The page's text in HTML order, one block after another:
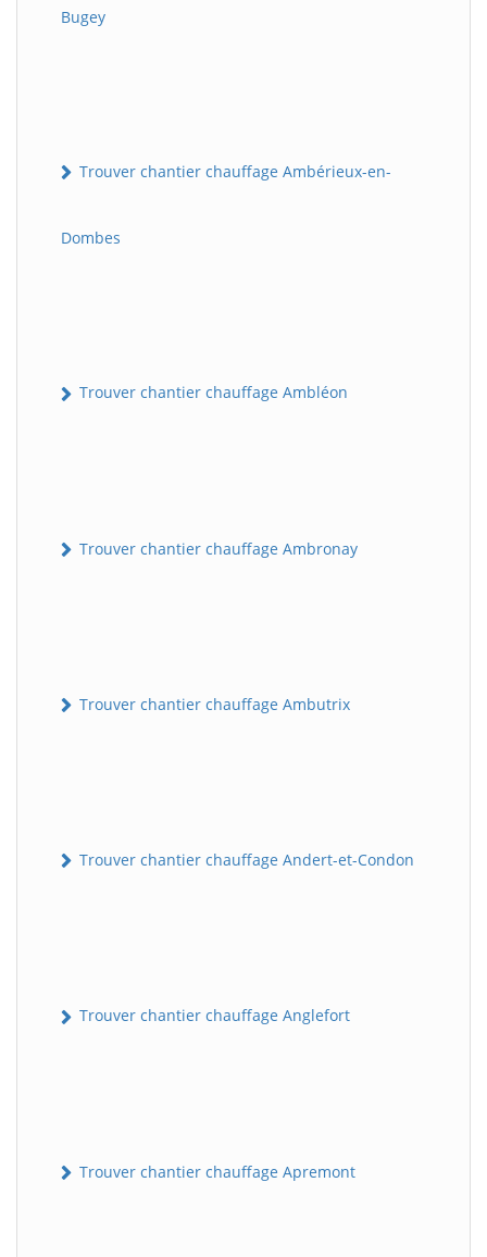
Bugey
Trouver chantier chauffage Ambérieux-en-
Dombes
Trouver chantier chauffage Ambléon
Trouver chantier chauffage Ambronay
Trouver chantier chauffage Ambutrix
Trouver chantier chauffage Andert-et-Condon
Trouver chantier chauffage Anglefort
Trouver chantier chauffage Apremont